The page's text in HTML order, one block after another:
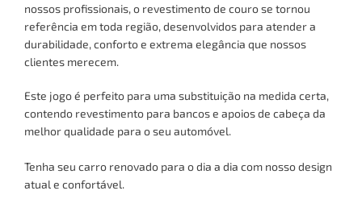
nossos profissionais, o revestimento de couro se tornou
referência em toda região, desenvolvidos para atender a
durabilidade, conforto e extrema elegância que nossos
clientes merecem.
Este jogo é perfeito para uma substituição na medida certa,
contendo revestimento para bancose apoios de cabeça da
melhor qualidade para o seu automóvel.
Tenha seu carro renovado para o dia a dia com nosso design
atual e confortável.